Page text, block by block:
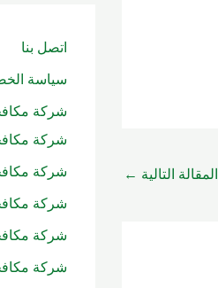
المقالة التالية ←
اتصل بنا
سياسة
شركة
شركة
شركة
شركة
شركة
شركة